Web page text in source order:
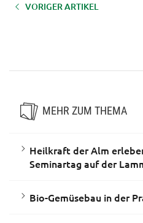
VORIGER ARTIKEL
MEHR ZUM THEMA
Heilkraft der Alm
Seminartag auf der
Bio-Gemüsebau in der